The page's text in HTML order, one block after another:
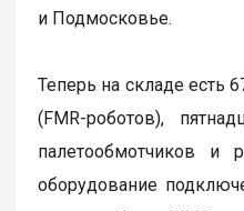
и Подмосковье.
Теперь на складе есть
(FMR-роботов),
палетообмотчиков и
оборудование